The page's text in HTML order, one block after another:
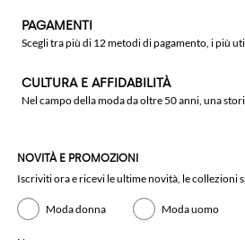
PAGAMENTI
Scegli tra più di 12 metodi di pagamento, i più
CULTURA E AFFIDABILITÀ
Nel campo della moda da oltre 50 anni, una
NOVITÀ E PROMOZIONI
Iscriviti ora e ricevi le ultime novità, le collezioni
Moda donna Moda uomo